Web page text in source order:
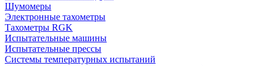
Шумомеры
Электронные тахометры
Тахометры RGK
Испытательные машины
Испытательные прессы
Системы температурных испытаний